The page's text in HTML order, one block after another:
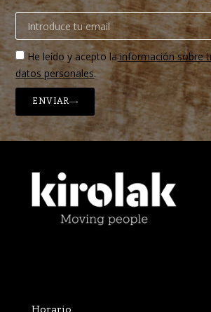
He leído y acepto lainformación sobre
datos personales.
ENVIAR
Horario